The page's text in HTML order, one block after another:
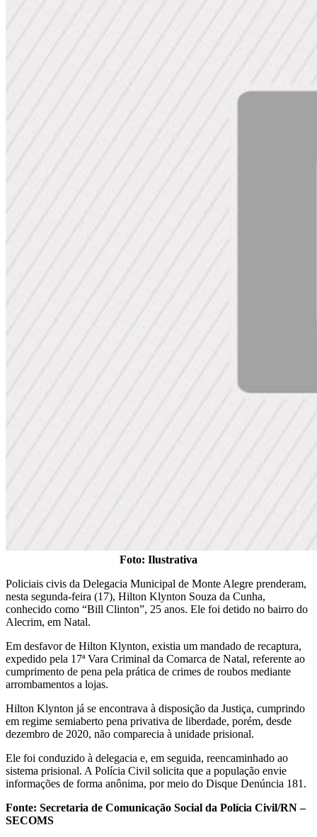
Foto: Ilustrativa
Policiais civis da Delegacia Municipal de Monte Alegre prenderam,
nesta segunda-feira (17), Hilton Klynton Souza da Cunha,
conhecido como “Bill Clinton”, 25 anos. Ele foi detido no bairro do
Alecrim, em Natal.
Em desfavor de Hilton Klynton, existia um mandado de recaptura,
expedido pela 17ª Vara Criminal da Comarca de Natal, referente ao
cumprimento de pena pela prática de crimes de roubos mediante
arrombamentos a lojas.
Hilton Klynton já se encontrava à disposição da Justiça, cumprindo
em regime semiaberto pena privativa de liberdade, porém, desde
dezembro de 2020, não comparecia à unidade prisional.
Ele foi conduzido à delegacia e, em seguida, reencaminhado ao
sistema prisional. A Polícia Civil solicita que a população envie
informações de forma anônima, por meio do Disque Denúncia 181.
Fonte: Secretaria de Comunicação Social da Polícia Civil/RN –
SECOMS